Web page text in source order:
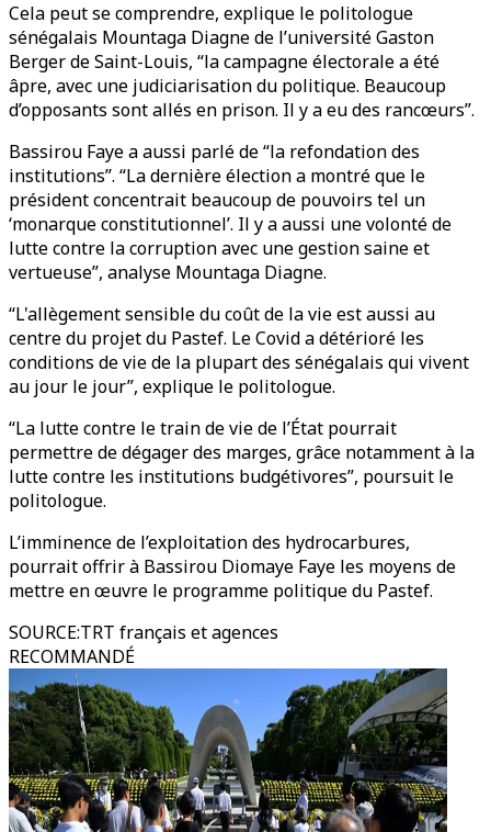
Cela peut se comprendre, explique le politologue
sénégalais Mountaga Diagne de l’université Gaston
Berger de Saint-Louis, “la campagne électorale a été
âpre, avec une judiciarisation du politique. Beaucoup
d’opposants sont allés en prison. Il y a eu des rancœurs”.
Bassirou Faye a aussi parlé de “la refondation des
institutions”. “La dernière élection a montré que le
président concentrait beaucoup de pouvoirs tel un
‘monarque constitutionnel’. Il y a aussi une volonté de
lutte contre la corruption avec une gestion saine et
vertueuse”, analyse Mountaga Diagne.
“L'allègement sensible du coût de la vie est aussi au
centre du projet du Pastef. Le Covid a détérioré les
conditions de vie de la plupart des sénégalais qui vivent
au jour le jour”, explique le politologue.
“La lutte contre le train de vie de l’État pourrait
permettre de dégager des marges, grâce notamment à la
lutte contre les institutions budgétivores”, poursuit le
politologue.
L’imminence de l’exploitation des hydrocarbures,
pourrait offrir à Bassirou Diomaye Faye les moyens de
mettre en œuvre le programme politique du Pastef.
SOURCE:TRT français et agences
RECOMMANDÉ